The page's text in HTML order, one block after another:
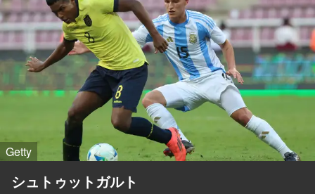
Getty
シュトゥットガルト